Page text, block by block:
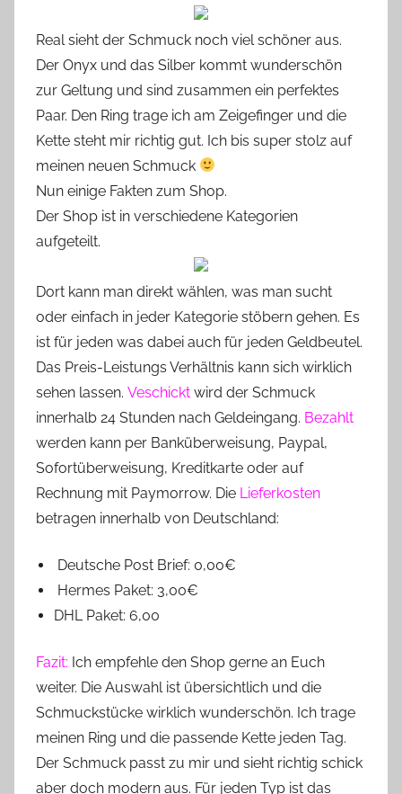
Real sieht der Schmuck noch viel schöner aus.
Der Onyx und das Silber kommt wunderschön
zur Geltung und sind zusammen ein perfektes
Paar. Den Ring trage ich am Zeigefinger und die
Kette steht mir richtig gut. Ich bis super stolz auf
meinen neuen Schmuck
Nun einige Fakten zum Shop.
Der Shop ist in verschiedene Kategorien
aufgeteilt.
Dort kann man direkt wählen, was man sucht
oder einfach in jeder Kategorie stöbern gehen. Es
ist für jeden was dabei auch für jeden Geldbeutel.
Das Preis-Leistungs Verhältnis kann sich wirklich
sehen lassen. Veschickt wird der Schmuck
innerhalb 24 Stunden nach Geldeingang. Bezahlt
werden kann per Banküberweisung, Paypal,
Sofortüberweisung, Kreditkarte oder auf
Rechnung mit Paymorrow. Die Lieferkosten
betragen innerhalb von Deutschland:
Deutsche Post Brief: 0,00€
Hermes Paket: 3,00€
DHL Paket: 6,00
Fazit: Ich empfehle den Shop gerne an Euch
weiter. Die Auswahl ist übersichtlich und die
Schmuckstücke wirklich wunderschön. Ich trage
meinen Ring und die passende Kette jeden Tag.
Der Schmuck passt zu mir und sieht richtig schick
aber doch modern aus. Für jeden Typ ist das